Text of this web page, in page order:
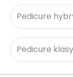
Pedicure
Pedicure